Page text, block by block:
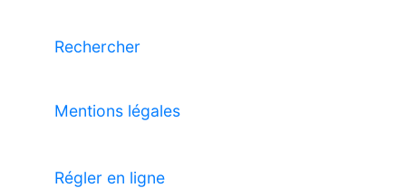
Rechercher
Mentions légales
Régler en ligne